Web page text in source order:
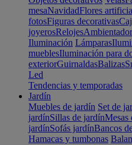
mesaNavidadFlores
fotosFiguras decorativas
joyerosRelojes
Iluminación Lámparas
mueblesIluminación para
exteriorGuirnaldasBalizas
Led
Tendencias y temporadas
Jardín
Muebles de jardín Set de
jardínSillas de jardínMesas
jardínSofás jardínBancos
Hamacas y tumbonas